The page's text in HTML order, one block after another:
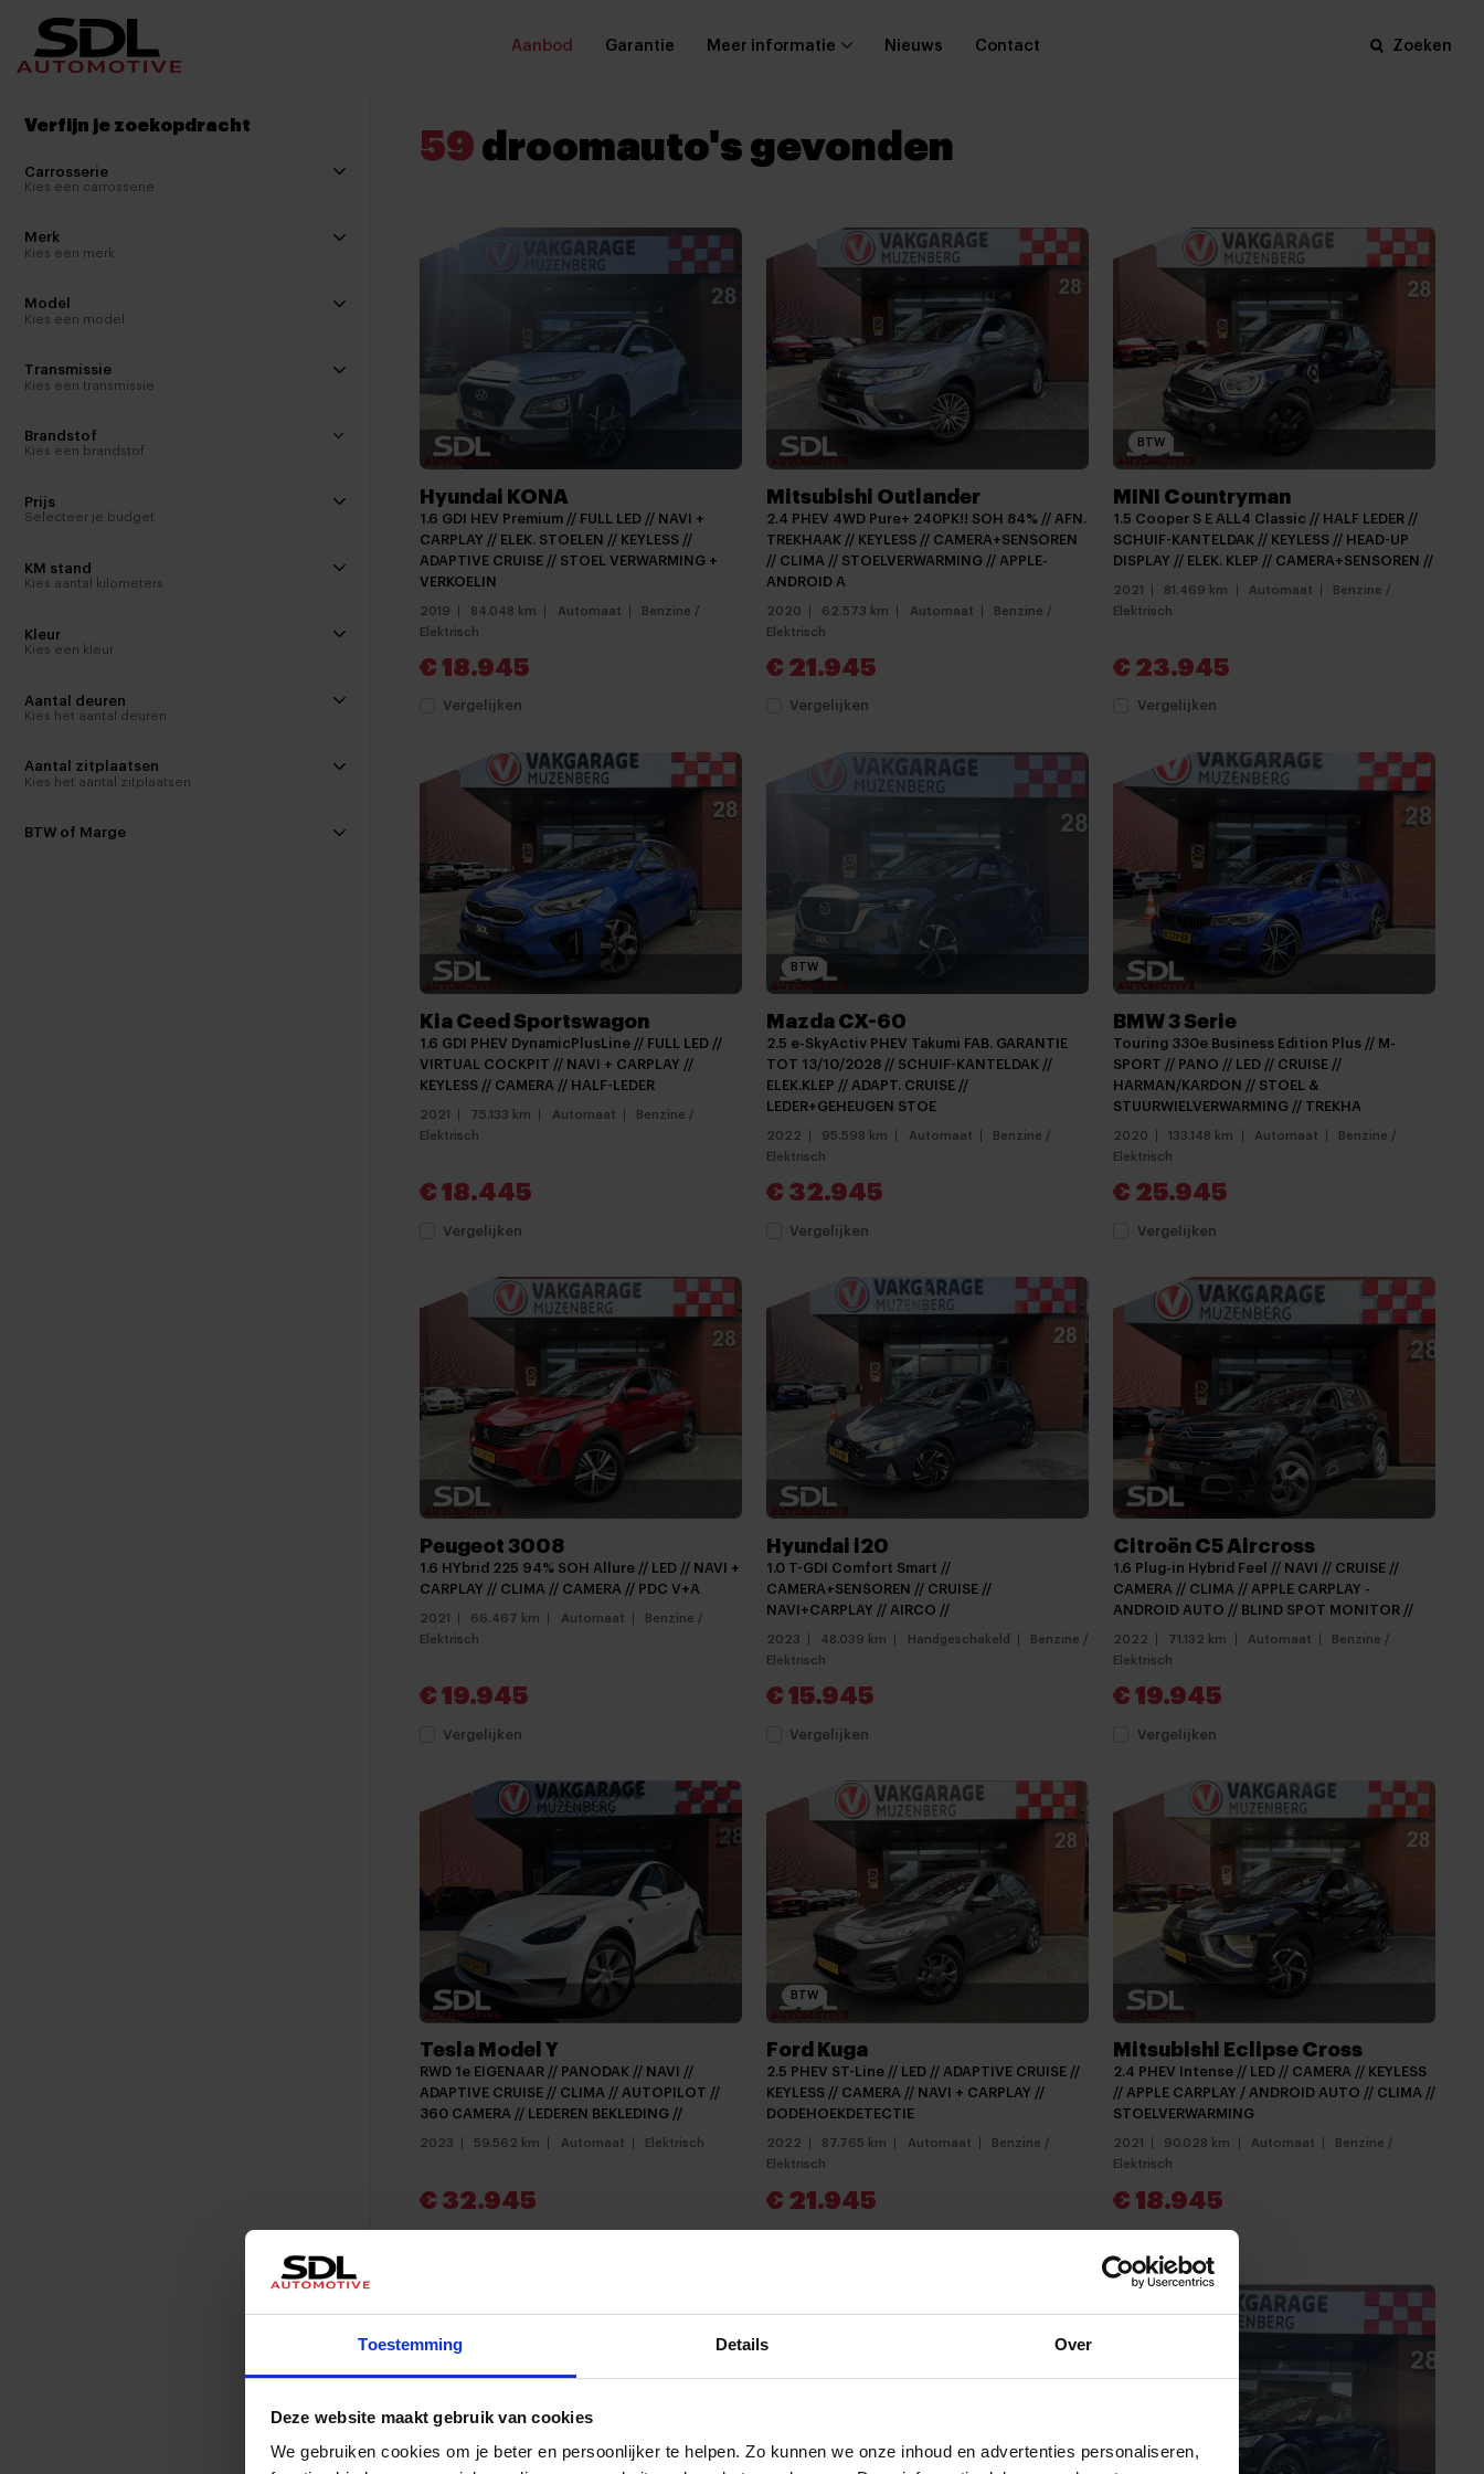
Toestemming Details Over
Deze website maakt gebruik van cookies
We gebruiken cookies om je beter en persoonlijker te helpen. Zo kunnen we onze inhoud en advertenties personaliseren,
Aanbod Garantie Meer informatie Nieuws Contact Zoeken
Nieuwe locatie SDL
Vergelijker
Verfijn je zoekopdracht
Carrosserie
Kies een carrosserie
Merk
Kies een merk
Model
Kies een model
Transmissie
Kies een transmissie
Brandstof
Kies een brandstof
Prijs
Selecteer je budget
KM stand
Kies aantal kilometers
Kleur
Kies een kleur
Aantal deuren
Kies het aantal deuren
Aantal zitplaatsen
Kies het aantal zitplaatsen
BTW of Marge
59 droomauto's gevonden
Hyundai KONA
1.6 GDI HEV Premium // FULL LED // NAVI +
CARPLAY // ELEK. STOELEN // KEYLESS //
ADAPTIVE CRUISE // STOEL VERWARMING +
VERKOELIN
2019 84.048 km Automaat
Benzine /
Elektrisch
€ 18.945
Vergelijken
Mitsubishi Outlander
2.4 PHEV 4WD Pure+ 240PK!! SOH 84% // AFN.
TREKHAAK // KEYLESS // CAMERA+SENSOREN
// CLIMA // STOELVERWARMING // APPLE-
ANDROID A
2020 62.573 km Automaat
Benzine /
Elektrisch
€ 21.945
Vergelijken
BTW
MINI Countryman
1.5 Cooper S E ALL4 Classic // HALF LEDER //
SCHUIF-KANTELDAK // KEYLESS // HEAD-UP
DISPLAY // ELEK. KLEP // CAMERA+SENSOREN //
2021 81.469 km Automaat
Benzine /
Elektrisch
€ 23.945
Vergelijken
Kia Ceed Sportswagon
1.6 GDI PHEV DynamicPlusLine // FULL LED //
VIRTUAL COCKPIT // NAVI + CARPLAY //
KEYLESS // CAMERA // HALF-LEDER
2021 75.133 km Automaat
Benzine /
Elektrisch
€ 18.445
Vergelijken
BTW
Mazda CX-60
2.5 e-SkyActiv PHEV Takumi FAB. GARANTIE
TOT 13/10/2028 // SCHUIF-KANTELDAK //
ELEK.KLEP // ADAPT. CRUISE //
LEDER+GEHEUGEN STOE
2022 95.598 km Automaat
Benzine /
Elektrisch
€ 32.945
Vergelijken
BMW 3 Serie
Touring 330e Business Edition Plus // M-
SPORT // PANO // LED // CRUISE //
HARMAN/KARDON // STOEL &
STUURWIELVERWARMING // TREKHA
2020 133.148 km Automaat
Benzine /
Elektrisch
€ 25.945
Vergelijken
Peugeot 3008
1.6 HYbrid 225 94% SOH Allure // LED // NAVI +
CARPLAY // CLIMA // CAMERA // PDC V+A
2021 66.467 km Automaat
Benzine /
Elektrisch
€ 19.945
Vergelijken
Hyundai i20
1.0 T-GDI Comfort Smart //
CAMERA+SENSOREN // CRUISE //
NAVI+CARPLAY // AIRCO //
2023 48.039 km Handgeschakeld
Benzine /
Elektrisch
€ 15.945
Vergelijken
Citroën C5 Aircross
1.6 Plug-in Hybrid Feel // NAVI // CRUISE //
CAMERA // CLIMA // APPLE CARPLAY -
ANDROID AUTO // BLIND SPOT MONITOR //
2022 71.132 km Automaat
Benzine /
Elektrisch
€ 19.945
Vergelijken
Tesla Model Y
RWD 1e EIGENAAR // PANODAK // NAVI //
ADAPTIVE CRUISE // CLIMA // AUTOPILOT //
360 CAMERA // LEDEREN BEKLEDING //
2023 59.562 km Automaat Elektrisch
€ 32.945
BTW
Ford Kuga
2.5 PHEV ST-Line // LED // ADAPTIVE CRUISE //
KEYLESS // CAMERA // NAVI + CARPLAY //
DODEHOEKDETECTIE
2022 87.765 km Automaat
Benzine /
Elektrisch
€ 21.945
Mitsubishi Eclipse Cross
2.4 PHEV Intense // LED // CAMERA // KEYLESS
// APPLE CARPLAY / ANDROID AUTO // CLIMA //
STOELVERWARMING
2021 90.028 km Automaat
Benzine /
Elektrisch
€ 18.945